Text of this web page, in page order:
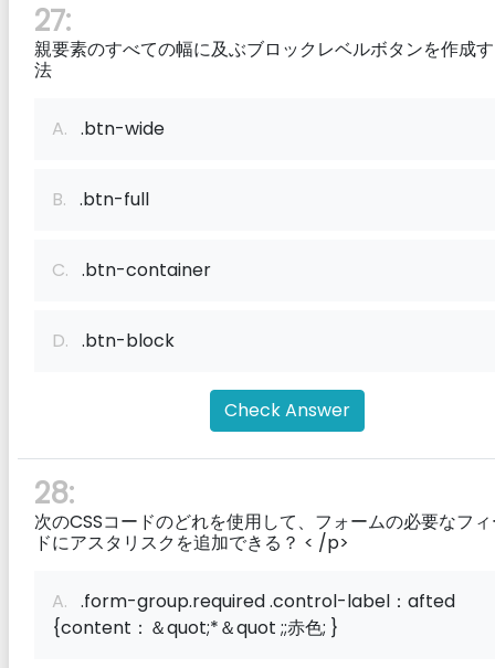
27:
親要素のすべての幅に及ぶブロックレベルボタンを作成
法
A. .btn-wide
B. .btn-full
C. .btn-container
D. .btn-block
Check Answer
28:
次のCSSコードのどれを使用して、フォームの必要なフ
ドにアスタリスクを追加できる？ < /p>
A. .form-group.required .control-label：afted
{content：＆quot;*＆quot ;;赤色; }